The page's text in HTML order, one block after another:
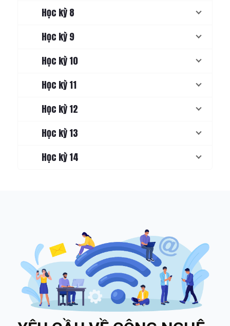
Học kỳ 8
Học kỳ 9
Học kỳ 10
Học kỳ 11
Học kỳ 12
Học kỳ 13
Học kỳ 14